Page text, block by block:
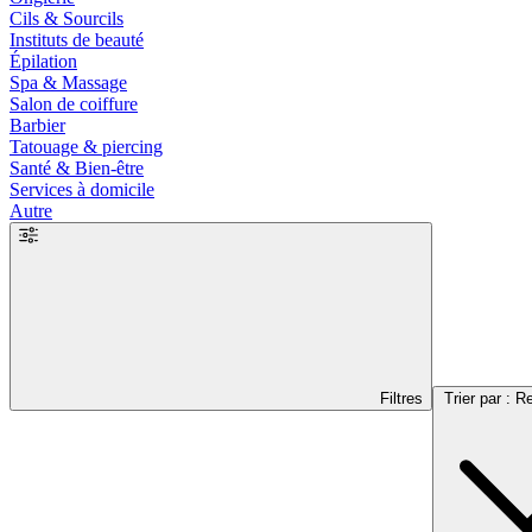
Cils & Sourcils
Instituts de beauté
Épilation
Spa & Massage
Salon de coiffure
Barbier
Tatouage & piercing
Santé & Bien-être
Services à domicile
Autre
Filtres